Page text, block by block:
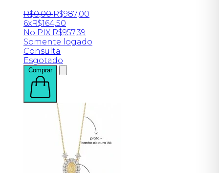
R$0,00 R$987,00
6xR$164,50
No PIX R$957,39
Somente logado
Consulta
Esgotado
Comprar